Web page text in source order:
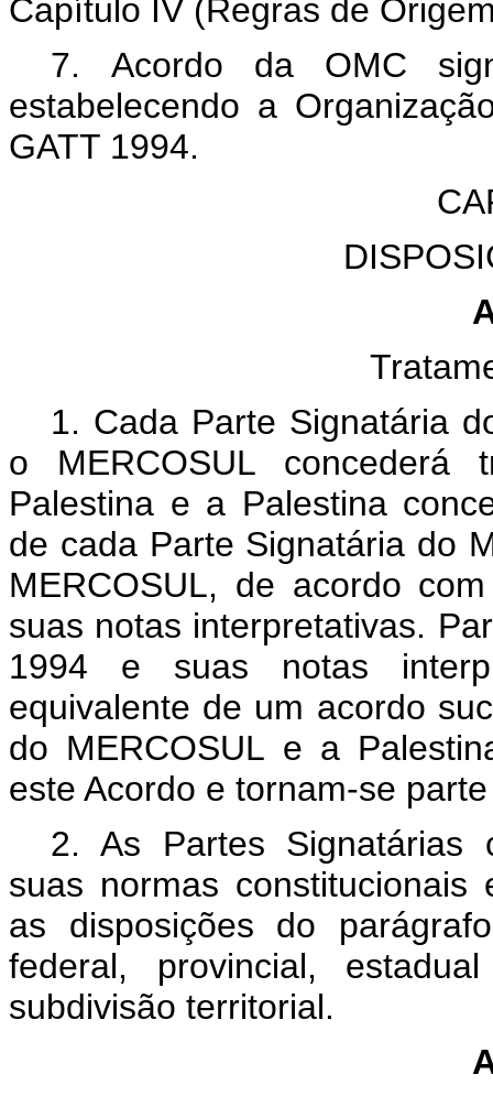
Capítulo IV (Regras de
7.
Acordo da OMC
estabelecendo a
GATT 1994.
1. Cada Parte Signatária
o MERCOSUL concederá
Palestina e a Palestina
de cada Parte Signatária do
MERCOSUL, de acordo
suas notas interpretativas.
1994 e suas notas
equivalente de um acordo
do MERCOSUL e a
este Acordo e tornam-se
2. As Partes Signatárias
suas normas
as disposições do
federal, provincial,
subdivisão territorial.